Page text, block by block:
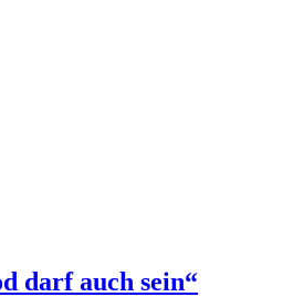
darf auch sein“